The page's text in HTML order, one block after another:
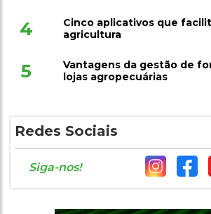
4
Cinco aplicativos que
agricultura
5
Vantagens da gestão de
lojas agropecuárias
Redes Sociais
Siga-nos!